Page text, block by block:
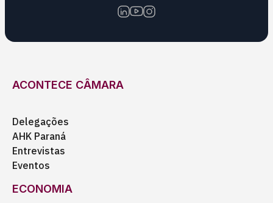
ACONTECE CÂMARA
Delegações
AHK Paraná
Entrevistas
Eventos
ECONOMIA